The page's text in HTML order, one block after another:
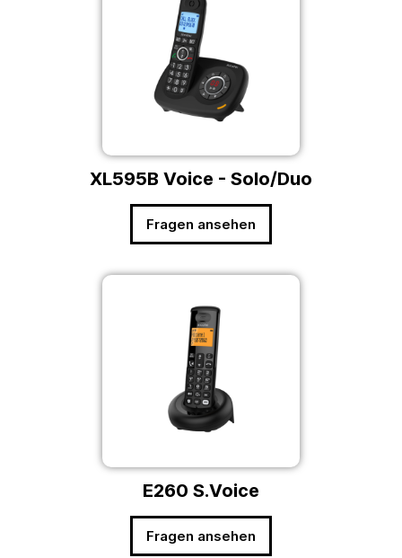
XL595B Voice - Solo/Duo
Fragen ansehen
E260 S.Voice
Fragen ansehen